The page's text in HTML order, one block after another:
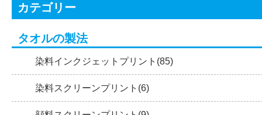
カテゴリー
タオルの製法
染料インクジェットプリント(85)
染料スクリーンプリント(6)